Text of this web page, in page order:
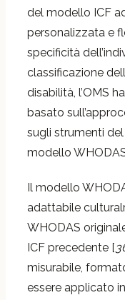
del modello ICF
personalizzata e
specificità
classificazione
disabilità, l’OMS
basato
sugli strumenti
modello
Il modello
adattabile
WHODAS
ICF precedente [
misurabile,
essere applicato